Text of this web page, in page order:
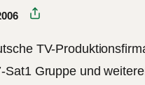
TV-
Sat1 Gruppe und